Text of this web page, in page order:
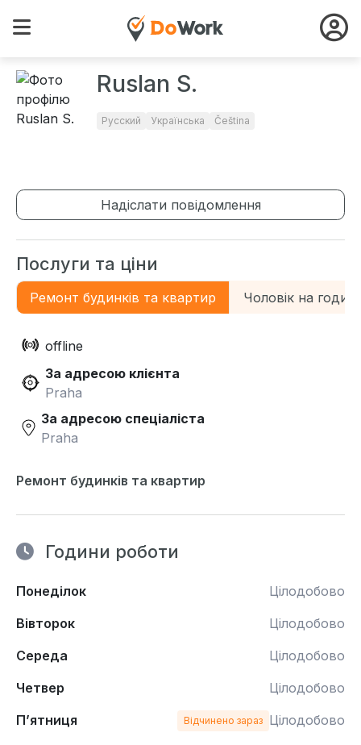
Ruslan S.
Русский Українська Čeština
Надіслати повідомлення
Послуги та ціни
Ремонт будинків та квартир Чоловік на
offline
За адресою клієнта
Praha
За адресою спеціаліста
Praha
Ремонт будинків та квартир
Години роботи
Понеділок
Цілодобово
Вівторок
Цілодобово
Середа
Цілодобово
Четвер
Цілодобово
П’ятниця
Відчинено зараз Цілодобово